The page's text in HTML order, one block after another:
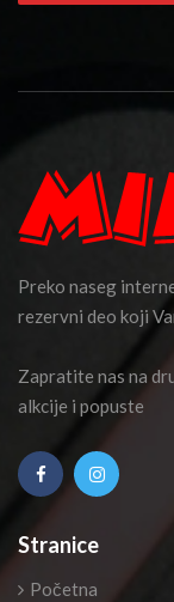
Preko naseg
rezervni deo koji
Zapratite nas na
alkcije i popuste
Stranice
Početna